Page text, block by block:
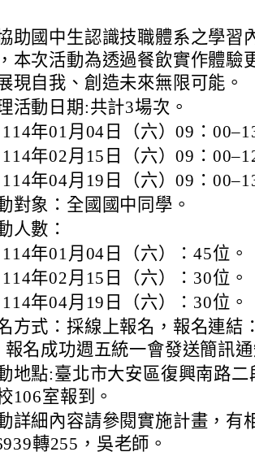
助國中生認識技職體系之學習
本次活動為透過餐飲實作體驗
現自我、創造未來無限可能。
活動日期:共計3場次。
114年01月04日（六）09：
114年02月15日（六）09：
114年04月19日（六）09：
對象：全國國中同學。
人數：
114年01月04日（六）：45位。
114年02月15日（六）：30位。
114年04月19日（六）：30位。
方式：採線上報名，報名連結
報名成功週五統一會發送簡訊
地點:臺北市大安區復興南路
106室報到。
詳細內容請參閱實施計畫，有
轉255，吳老師。